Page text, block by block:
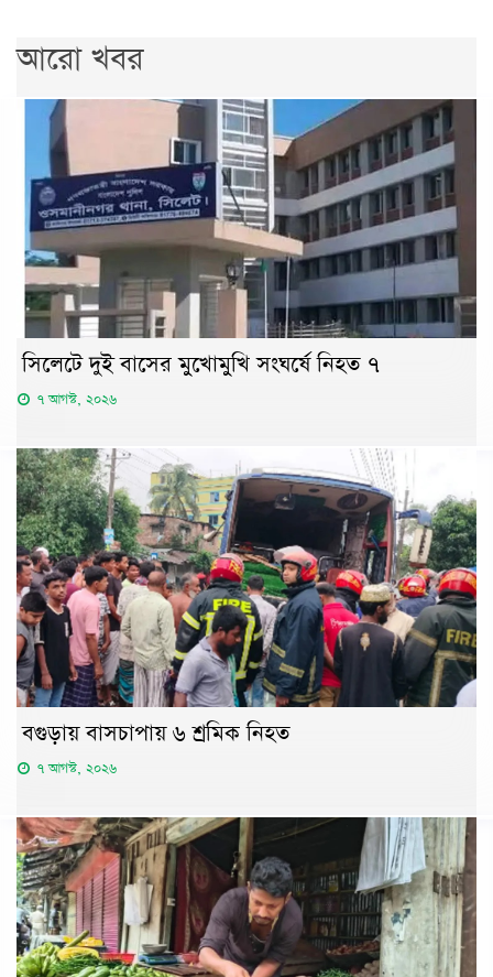
আরো খবর
সিলেটে দুই বাসের মুখোমুখি সংঘর্ষে নিহত ৭
৭ আগস্ট, ২০২৬
বগুড়ায় বাসচাপায় ৬ শ্রমিক নিহত
৭ আগস্ট, ২০২৬